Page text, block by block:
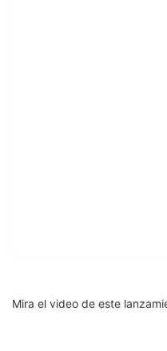
Mira el video de este